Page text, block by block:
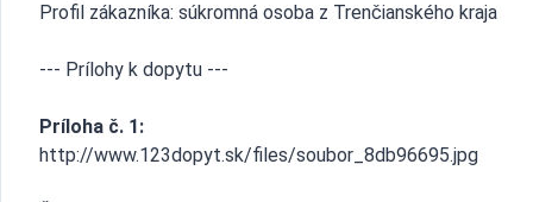
Profil zákazníka: súkromná osoba z Trenčianského kraja
--- Prílohy k dopytu ---
Príloha č. 1:
http://www.123dopyt.sk/files/soubor_8db96695.jpg